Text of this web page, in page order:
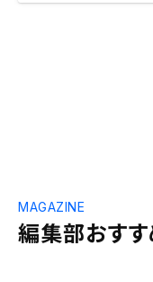
編集部おす
MAGAZINE